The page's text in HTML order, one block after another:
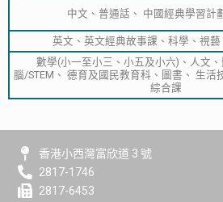
中文、普通話、 中國經典學習計
英文、英文經典故事課、科學、視藝
數學(小一至小三、小五及小六)、人文
腦/STEM、 德育及國民教育科、圖書、 生活
綜合課
香港小西灣富欣道 3 號
2817-1746
2817-6453